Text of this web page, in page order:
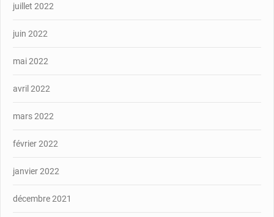
juillet 2022
juin 2022
mai 2022
avril 2022
mars 2022
février 2022
janvier 2022
décembre 2021